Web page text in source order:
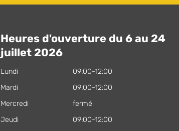
Heures d'ouverture du 6 au 24
juillet 2026
Lundi
09:00-12:00
Mardi
09:00-12:00
Mercredi
fermé
Jeudi
09:00-12:00